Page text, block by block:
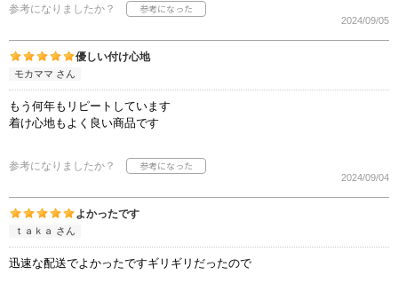
参考になりましたか？
2024/09/05
優しい付け心地
モカママ さん
もう何年もリピートしています
着け心地もよく良い商品です
参考になりましたか？
2024/09/04
よかったです
ｔａｋａ さん
迅速な配送でよかったですギリギリだったので